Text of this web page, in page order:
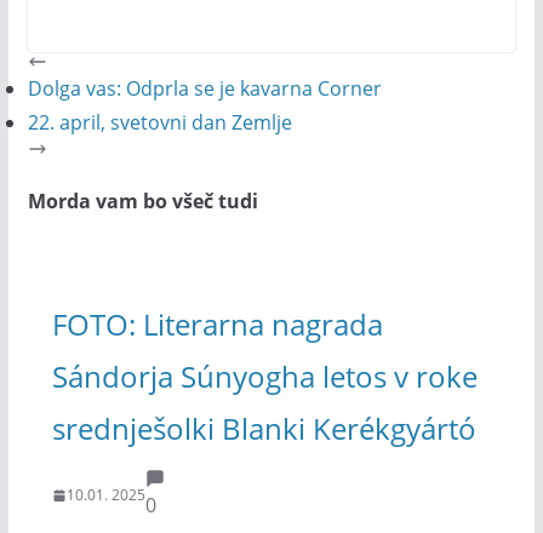
Dolga vas: Odprla se je kavarna Corner
22. april, svetovni dan Zemlje
Morda vam bo všeč tudi
FOTO: Literarna nagrada
Sándorja Súnyogha letos v roke
srednješolki Blanki Kerékgyártó
10.01. 20250